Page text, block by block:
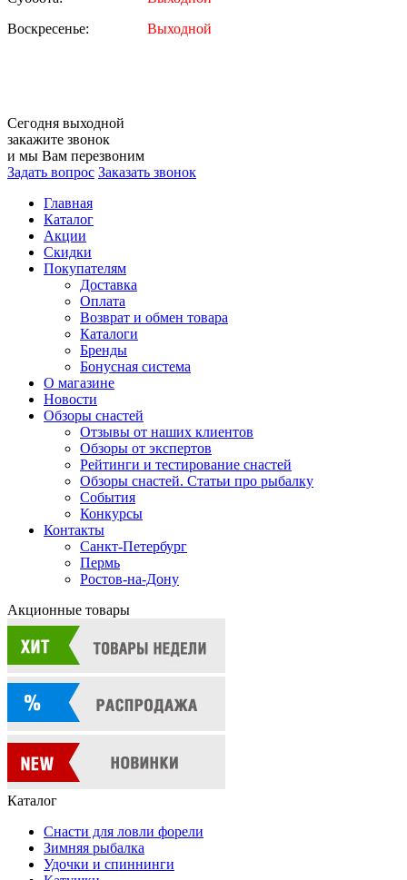
Воскресенье:
Выходной
Сегодня выходной
закажите звонок
и мы Вам перезвоним
Задать вопрос Заказать звонок
Главная
Каталог
Акции
Скидки
Покупателям
Доставка
Оплата
Возврат и обмен товара
Каталоги
Бренды
Бонусная система
О магазине
Новости
Обзоры снастей
Отзывы от наших клиентов
Обзоры от экспертов
Рейтинги и тестирование снастей
Обзоры снастей. Статьи про рыбалку
События
Конкурсы
Контакты
Санкт-Петербург
Пермь
Ростов-на-Дону
Акционные товары
Каталог
Снасти для ловли форели
Зимняя рыбалка
Удочки и спиннинги